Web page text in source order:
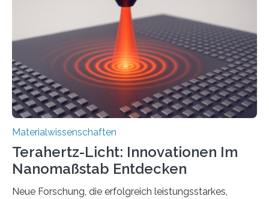
Erkenntnisse berichten die Forschenden im Journal of
the American Chemical Society. —What for?
Materialien, die gleichzeitig Strom leiten und Licht
beeinflussen können, sind für viele moderne
Technologien…
Materialwissenschaften
Terahertz-Licht: Innovationen Im
Nanomaßstab Entdecken
Neue Forschung, die erfolgreich leistungsstarkes,